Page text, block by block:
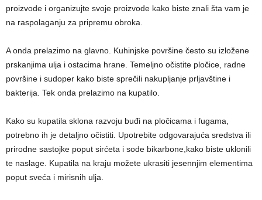
proizvode i organizujte svoje proizvode kako biste znali šta vam je
na raspolaganju za pripremu obroka.
A onda prelazimo na glavno. Kuhinjske površine često su izložene
prskanjima ulja i ostacima hrane. Temeljno očistite pločice, radne
površine i sudoper kako biste sprečili nakupljanje prljavštine i
bakterija. Tek onda prelazimo na kupatilo.
Kako su kupatila sklona razvoju buđi na pločicama i fugama,
potrebno ih je detaljno očistiti. Upotrebite odgovarajuća sredstva ili
prirodne sastojke poput sirćeta i sode bikarbone,kako biste uklonili
te naslage. Kupatila na kraju možete ukrasiti jesennjim elementima
poput sveća i mirisnih ulja.